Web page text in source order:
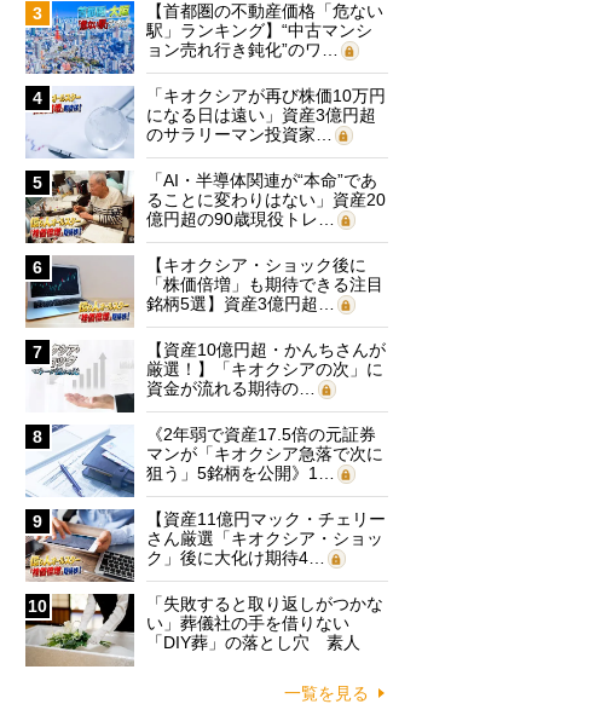
3
【首都圏の不動産価格「危ない
駅」ランキング】“中古マンシ
ョン売れ行き鈍化”のワ…
4
「キオクシアが再び株価10万円
になる日は遠い」資産3億円超
のサラリーマン投資家…
5
「AI・半導体関連が“本命”であ
ることに変わりはない」資産20
億円超の90歳現役トレ…
6
【キオクシア・ショック後に
「株価倍増」も期待できる注目
銘柄5選】資産3億円超…
7
【資産10億円超・かんちさんが
厳選！】「キオクシアの次」に
資金が流れる期待の…
8
《2年弱で資産17.5倍の元証券
マンが「キオクシア急落で次に
狙う」5銘柄を公開》1…
9
【資産11億円マック・チェリー
さん厳選「キオクシア・ショッ
ク」後に大化け期待4…
10
「失敗すると取り返しがつかな
い」葬儀社の手を借りない
「DIY葬」の落とし穴 素人
一覧を見る